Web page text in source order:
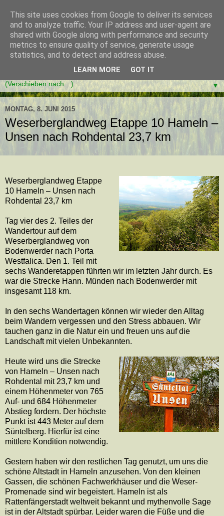
▼
MONTAG, 8. JUNI 2015
Weserberglandweg Etappe 10 Hameln –
Unsen nach Rohdental 23,7 km
Weserberglandweg Etappe
10 Hameln – Unsen nach
Rohdental 23,7 km
Tag vier des 2. Teiles der
Wandertour auf dem
Weserberglandweg von
Bodenwerder nach Porta
Westfalica. Den 1. Teil mit
sechs Wanderetappen führten wir im letzten Jahr durch. Es
war die Strecke Hann. Münden nach Bodenwerder mit
insgesamt 118 km.
In den sechs Wandertagen können wir wieder den Alltag
beim Wandern vergessen und den Stress abbauen. Wir
tauchen ganz in die Natur ein und freuen uns auf die
Landschaft mit vielen Unbekannten.
Heute wird uns die Strecke
von Hameln – Unsen nach
Rohdental mit 23,7 km und
einem Höhenmeter von 765
Auf- und 684 Höhenmeter
Abstieg fordern. Der höchste
Punkt ist 443 Meter auf dem
Süntelberg. Hierfür ist eine
mittlere Kondition notwendig.
Gestern haben wir den restlichen Tag genutzt, um uns die
schöne Altstadt in Hameln anzusehen. Von den kleinen
Gassen, die schönen Fachwerkhäuser und die Weser-
Promenade sind wir begeistert. Hameln ist als
Rattenfängerstadt weltweit bekannt und mythenvolle Sage
ist in der Altstadt spürbar. Leider waren die Füße und die
This site uses cookies from Google to deliver its services
and to analyze traffic. Your IP address and user-agent are
shared with Google along with performance and security
metrics to ensure quality of service, generate usage
statistics, and to detect and address abuse.
LEARN MORE GOT IT